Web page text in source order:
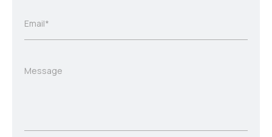
Email*
Message